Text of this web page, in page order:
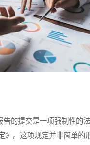
的提交是一项强制性的
。这项规定并非简单的